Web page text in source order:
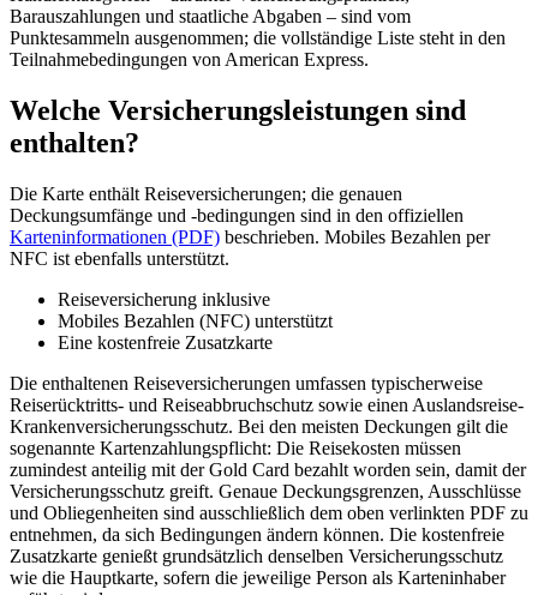
Barauszahlungen und staatliche Abgaben – sind vom
Punktesammeln ausgenommen; die vollständige Liste steht in den
Teilnahmebedingungen von American Express.
Welche Versicherungsleistungen sind
enthalten?
Die Karte enthält Reiseversicherungen; die genauen
Deckungsumfänge und -bedingungen sind in den offiziellen
Karteninformationen (PDF) beschrieben. Mobiles Bezahlen per
NFC ist ebenfalls unterstützt.
Reiseversicherung inklusive
Mobiles Bezahlen (NFC) unterstützt
Eine kostenfreie Zusatzkarte
Die enthaltenen Reiseversicherungen umfassen typischerweise
Reiserücktritts- und Reiseabbruchschutz sowie einen Auslandsreise-
Krankenversicherungsschutz. Bei den meisten Deckungen gilt die
sogenannte Kartenzahlungspflicht: Die Reisekosten müssen
zumindest anteilig mit der Gold Card bezahlt worden sein, damit der
Versicherungsschutz greift. Genaue Deckungsgrenzen, Ausschlüsse
und Obliegenheiten sind ausschließlich dem oben verlinkten PDF zu
entnehmen, da sich Bedingungen ändern können. Die kostenfreie
Zusatzkarte genießt grundsätzlich denselben Versicherungsschutz
wie die Hauptkarte, sofern die jeweilige Person als Karteninhaber